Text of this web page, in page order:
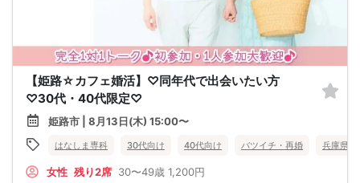
【姫路☆カフェ婚活】♡同年代で出会いたい方
♡30代・40代限定♡
姫路市 | 8月13日(木) 15:00〜
はなしま専科 30代向け 40代向け バツイチ・再婚 兵庫県
女性 残り2席 30〜49歳 1,200円